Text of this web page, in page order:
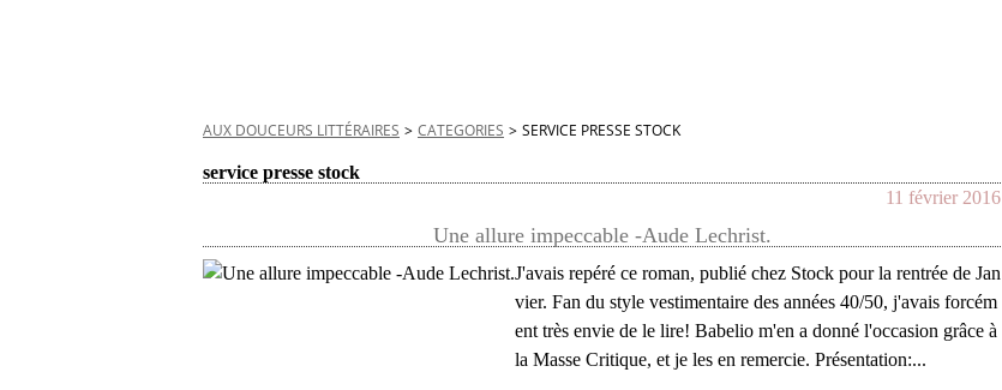
AUX DOUCEURS LITTÉRAIRES > CATEGORIES > SERVICE PRESSE STOCK
service presse stock
11 février 2016
Une allure impeccable -Aude Lechrist.
J'avais repéré ce roman, publié chez Stock pour la rentrée de Jan
vier. Fan du style vestimentaire des années 40/50, j'avais forcém
ent très envie de le lire! Babelio m'en a donné l'occasion grâce à
la Masse Critique, et je les en remercie. Présentation:...